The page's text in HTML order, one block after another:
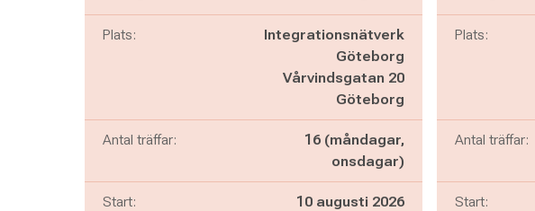
Plats:
Integrationsnätverk
Göteborg
Vårvindsgatan 20
Göteborg
Antal träffar:
16 (måndagar,
onsdagar)
Start: 10 augusti 2026
Plats:
Antal träffar:
Start: